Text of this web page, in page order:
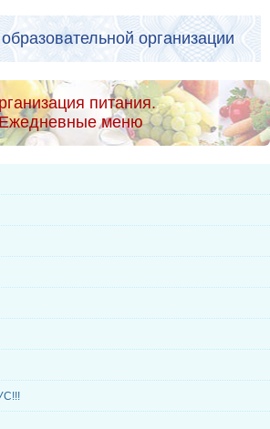
организации
питания.
меню